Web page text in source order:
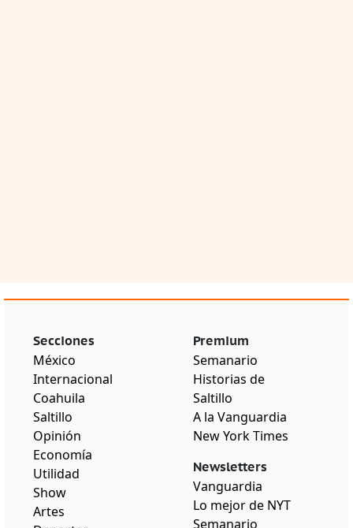
Secciones
México
Internacional
Coahuila
Saltillo
Opinión
Economía
Utilidad
Show
Artes
Premium
Semanario
Historias de
Saltillo
A la Vanguardia
New York Times
Newsletters
Vanguardia
Lo mejor de NYT
Semanario